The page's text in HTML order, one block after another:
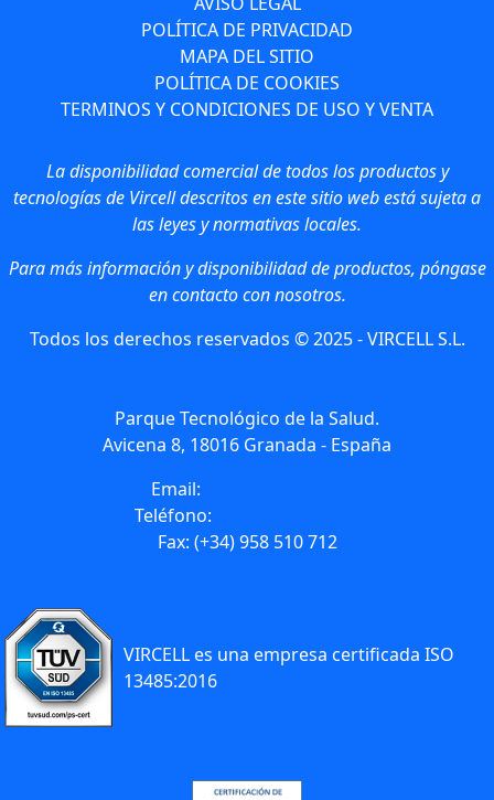
POLÍTICA DE PRIVACIDAD
MAPA DEL SITIO
POLÍTICA DE COOKIES
TERMINOS Y CONDICIONES DE USO Y VENTA
La disponibilidad comercial de todos los productos y
tecnologías de Vircell descritos en este sitio web está sujeta a
las leyes y normativas locales.
Para más información y disponibilidad de productos, póngase
en contacto con nosotros.
Todos los derechos reservados © 2025 - VIRCELL S.L.
Parque Tecnológico de la Salud.
Avicena 8, 18016 Granada - España
Email:
Teléfono:
Fax: (+34) 958 510 712
VIRCELL es una empresa certificada ISO
13485:2016